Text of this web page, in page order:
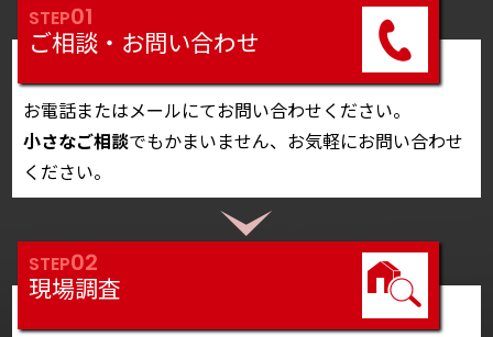
STEP01
ご相談・お問い合わせ
お電話またはメールにてお問い合わせください。
小さなご相談でもかまいません、お気軽にお問い合わせ
ください。
STEP02
現場調査